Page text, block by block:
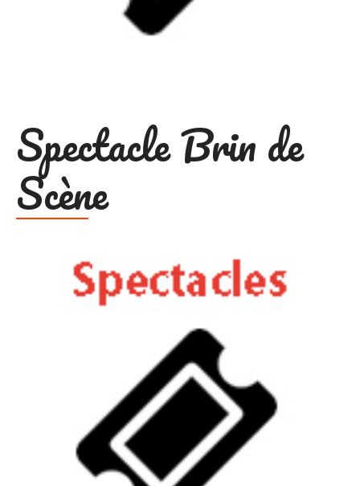
Spectacle Brin de
Scène